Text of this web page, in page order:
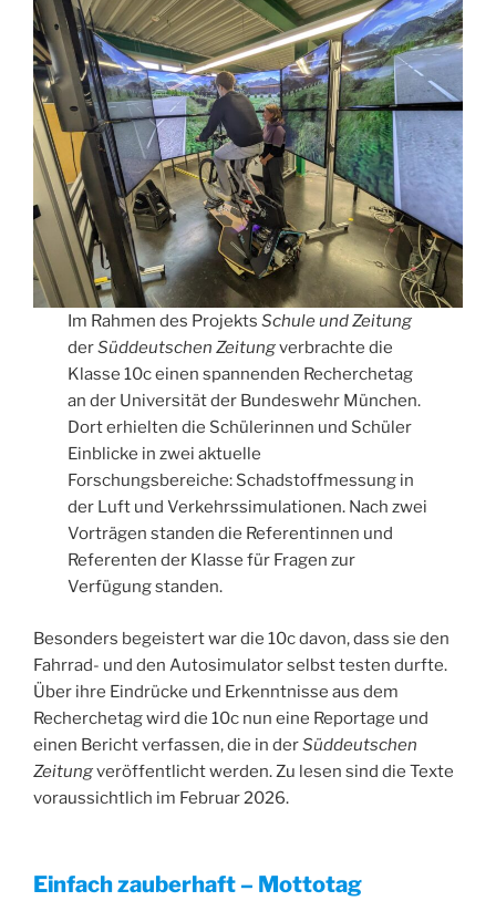
Im Rahmen des ProjektsSchule und Zeitung
derSüddeutschen Zeitungverbrachte die
Klasse 10c einen spannenden Recherchetag
an der Universität der Bundeswehr München.
Dort erhielten die Schülerinnen und Schüler
Einblicke in zwei aktuelle
Forschungsbereiche: Schadstoffmessung in
der Luft und Verkehrssimulationen. Nach zwei
Vorträgen standen die Referentinnen und
Referenten der Klasse für Fragen zur
Verfügung standen.
Besonders begeistert war die 10c davon, dass sie den
Fahrrad- und den Autosimulator selbst testen durfte.
Über ihre Eindrücke und Erkenntnisse aus dem
Recherchetag wird die 10c nun eine Reportage und
einen Bericht verfassen, die in derSüddeutschen
Zeitungveröffentlicht werden. Zu lesen sind die Texte
voraussichtlich im Februar 2026.
Einfach zauberhaft – Mottotag